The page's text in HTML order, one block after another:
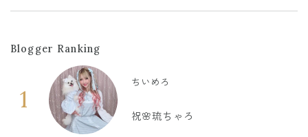
Blogger Ranking
1
ちいめろ
祝🌸琉ちゃろ